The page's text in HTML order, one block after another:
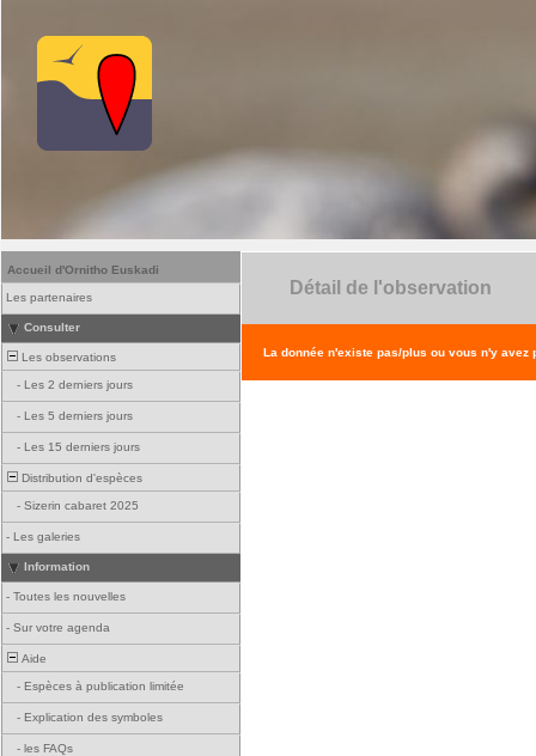
Accueil d'Ornitho Euskadi
Les partenaires
Consulter
Les observations
- Les 2 derniers jours
- Les 5 derniers jours
- Les 15 derniers jours
Distribution d'espèces
- Sizerin cabaret 2025
- Les galeries
Information
- Toutes les nouvelles
- Sur votre agenda
Aide
- Espèces à publication limitée
- Explication des symboles
- les FAQs
Détail de l'observation
La donnée n'existe pas/plus ou vous n'y avez